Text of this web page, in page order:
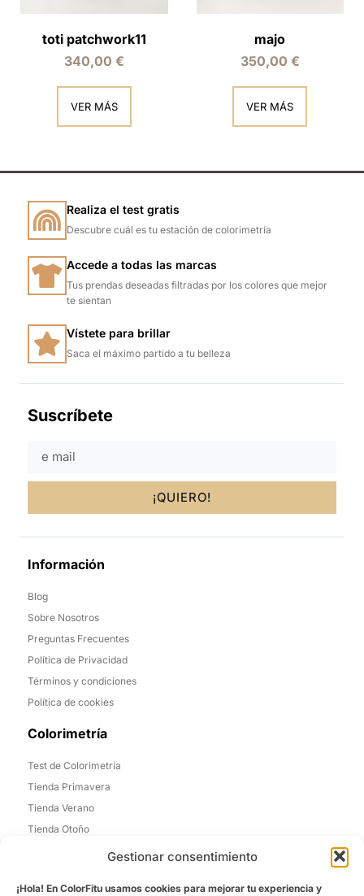
Gestionar consentimiento
¡Hola! En ColorFitu usamos cookies para mejorar tu experiencia y
toti patchwork11
340,00 €
VER MÁS
majo
350,00 €
VER MÁS
Realiza el test gratis
Descubre cuál es tu estación de colorimetría
Accede a todas las marcas
Tus prendas deseadas filtradas por los colores que mejor
te sientan
Vístete para brillar
Saca el máximo partido a tu belleza
Suscríbete
¡QUIERO!
Información
Blog
Sobre Nosotros
Preguntas Frecuentes
Política de Privacidad
Términos y condiciones
Política de cookies
Colorimetría
Test de Colorimetría
Tienda Primavera
Tienda Verano
Tienda Otoño
Informacion de Contacto